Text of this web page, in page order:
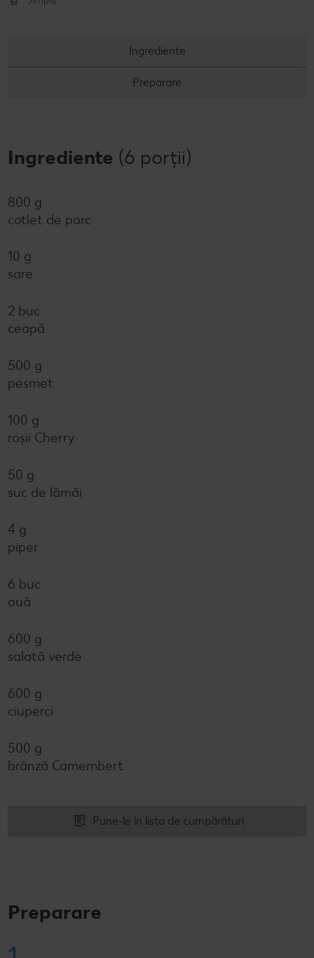
Ingrediente
Preparare
Ingrediente (6 porții)
800 g
cotlet de porc
10 g
sare
2 buc
ceapă
500 g
pesmet
100 g
roșii Cherry
50 g
suc de lămâi
4 g
piper
6 buc
ouă
600 g
salată verde
600 g
ciuperci
500 g
brânză Camembert
Pune-le în lista de cumpărături
Preparare